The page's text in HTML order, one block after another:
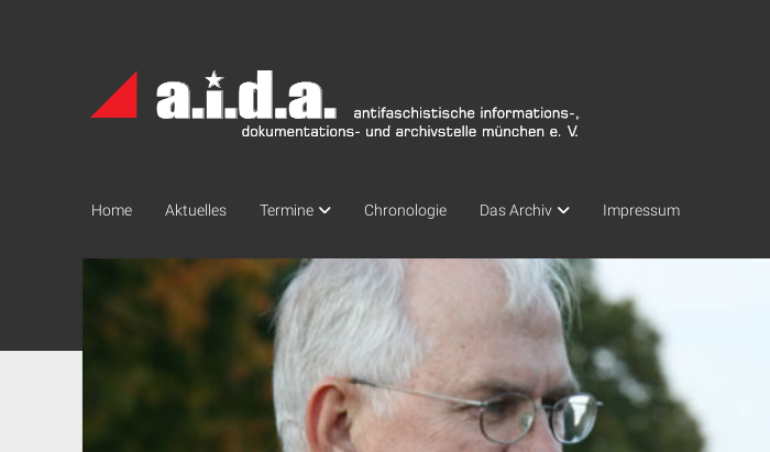
Archiv
München
Home Aktuelles Termine Chronologie Das Archiv Impressum